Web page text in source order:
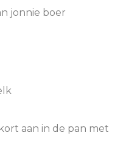
jonnie boer
aan in de pan met